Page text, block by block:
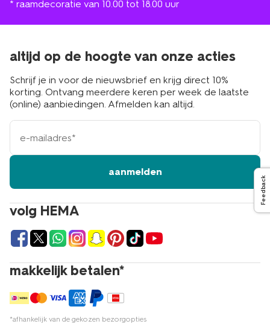
* raamdecoratie van 10.00 tot 18.00 uur
volg HEMA
makkelijk betalen*
*afhankelijk van de gekozen bezorgopties
altijd op de hoogte van onze acties
Schrijf je in voor de nieuwsbrief en krijg direct 10%
korting. Ontvang meerdere keren per week de laatste
(online) aanbiedingen. Afmelden kan altijd.
e-
mailadres
aanmelden
Feedback